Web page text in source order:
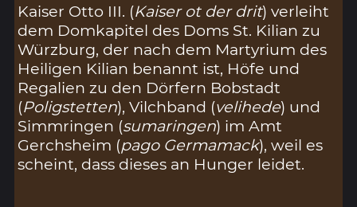
Kaiser Otto III. (Kaiser ot der drit) verleiht
dem Domkapitel des Doms St. Kilian zu
Würzburg, der nach dem Martyrium des
Heiligen Kilian benannt ist, Höfe und
Regalien zu den Dörfern Bobstadt
(Poligstetten), Vilchband (velihede) und
Simmringen (sumaringen) im Amt
Gerchsheim (pago Germamack), weil es
scheint, dass dieses an Hunger leidet.